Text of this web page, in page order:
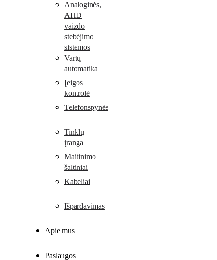
Analoginės,
AHD
vaizdo
stebėjimo
sistemos
Vartų
automatika
Įeigos
kontrolė
Telefonspynės
Tinklų
įranga
Maitinimo
šaltiniai
Kabeliai
Išpardavimas
Apie mus
Paslaugos